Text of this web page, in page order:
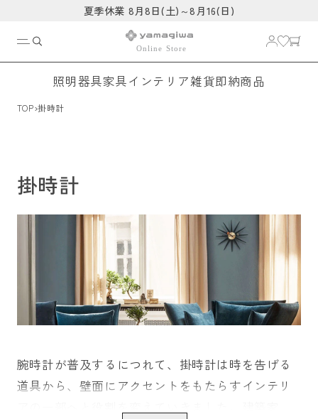
夏季休業 8月8日(土)～8月16(日)
照明器具家具インテリア雑貨即納商品
TOP›掛時計
掛時計
腕時計が普及するにつれて、掛時計は時を告げる
道具から、壁面にアクセントをもたらすインテリ